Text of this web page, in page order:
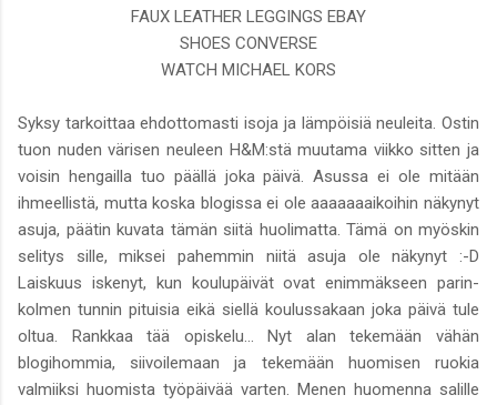
FAUX LEATHER LEGGINGS EBAY
SHOES CONVERSE
WATCH MICHAEL KORS
Syksy tarkoittaa ehdottomasti isoja ja lämpöisiä neuleita. Ostin
tuon nuden värisen neuleen H&M:stä muutama viikko sitten ja
voisin hengailla tuo päällä joka päivä. Asussa ei ole mitään
ihmeellistä, mutta koska blogissa ei ole aaaaaaaikoihin näkynyt
asuja, päätin kuvata tämän siitä huolimatta. Tämä on myöskin
selitys sille, miksei pahemmin niitä asuja ole näkynyt :-D
Laiskuus iskenyt, kun koulupäivät ovat enimmäkseen parin-
kolmen tunnin pituisia eikä siellä koulussakaan joka päivä tule
oltua. Rankkaa tää opiskelu... Nyt alan tekemään vähän
blogihommia, siivoilemaan ja tekemään huomisen ruokia
valmiiksi huomista työpäivää varten. Menen huomenna salille